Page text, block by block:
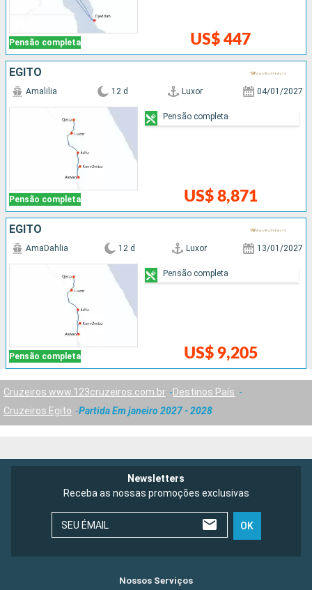
Pensão completa US$ 447
EGITO
Pensão completa
Amalilia 12 d Luxor 04/01/2027
US$ 8,871
Pensão completa
EGITO
Pensão completa
AmaDahlia 12 d Luxor 13/01/2027
US$ 9,205
Pensão completa
Cruzeiros www.123cruzeiros.com.br
Destinos País
Cruzeiros Egito
Partida Em janeiro 2027 - 2028
Newsletters
Receba as nossas promoções exclusivas
SEU ÉMAIL OK
Nossos Serviços